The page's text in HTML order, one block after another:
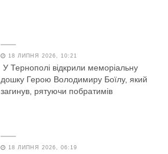
18 ЛИПНЯ 2026, 10:21
У Тернополі відкрили меморіальну
дошку Герою Володимиру Боїлу, який
загинув, рятуючи побратимів
18 ЛИПНЯ 2026, 06:19